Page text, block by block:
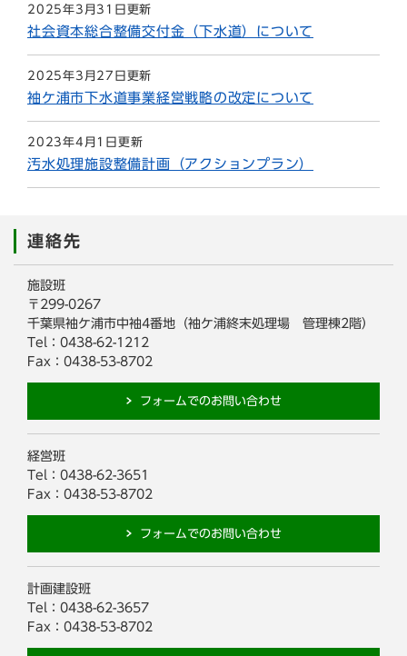
2025年3月31日更新
社会資本総合整備交付金（下水道）について
2025年3月27日更新
袖ケ浦市下水道事業経営戦略の改定について
2023年4月1日更新
汚水処理施設整備計画（アクションプラン）
連絡先
施設班
〒299-0267
千葉県袖ケ浦市中袖4番地（袖ケ浦終末処理場 管理棟2階）
Tel：0438-62-1212
Fax：0438-53-8702
フォームでのお問い合わせ
経営班
Tel：0438-62-3651
Fax：0438-53-8702
フォームでのお問い合わせ
計画建設班
Tel：0438-62-3657
Fax：0438-53-8702